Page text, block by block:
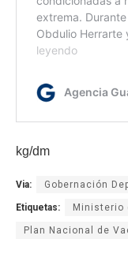
kg/dm
Via: Gobernación
Etiquetas: Ministerio
Plan Nacional de